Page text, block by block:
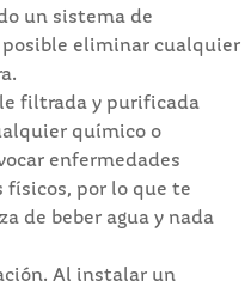
un sistema de
posible eliminar cualquier
filtrada y purificada
químico o
enfermedades
por lo que te
de beber agua y nada
Al instalar un